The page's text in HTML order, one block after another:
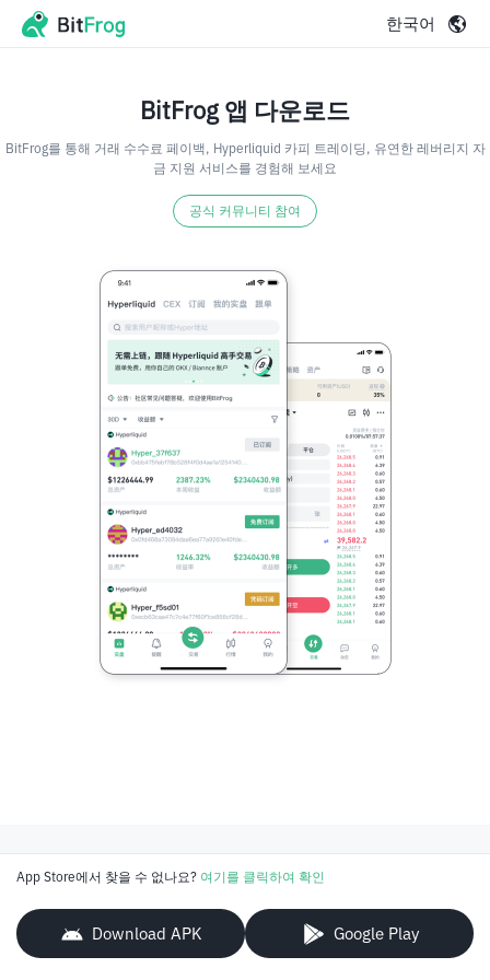
한국어
BitFrog 앱 다운로드
BitFrog를 통해 거래 수수료 페이백, Hyperliquid 카피 트레이딩, 유연한 레버리지 자
금 지원 서비스를 경험해 보세요
공식 커뮤니티 참여
App Store에서 찾을 수 없나요? 여기를 클릭하여 확인
Download APK Google Play